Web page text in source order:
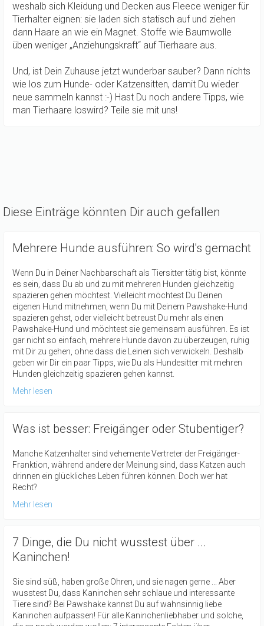
weshalb sich Kleidung und Decken aus Fleece weniger für
Tierhalter eignen: sie laden sich statisch auf und ziehen
dann Haare an wie ein Magnet. Stoffe wie Baumwolle
üben weniger „Anziehungskraft“ auf Tierhaare aus.
Und, ist Dein Zuhause jetzt wunderbar sauber? Dann nichts
wie los zum Hunde- oder Katzensitten, damit Du wieder
neue sammeln kannst :-) Hast Du noch andere Tipps, wie
man Tierhaare loswird? Teile sie mit uns!
Diese Einträge könnten Dir auch gefallen
Mehrere Hunde ausführen: So wird's gemacht
Wenn Du in Deiner Nachbarschaft als Tiersitter tätig bist, könnte
es sein, dass Du ab und zu mit mehreren Hunden gleichzeitig
spazieren gehen möchtest. Vielleicht möchtest Du Deinen
eigenen Hund mitnehmen, wenn Du mit Deinem Pawshake-Hund
spazieren gehst, oder vielleicht betreust Du mehr als einen
Pawshake-Hund und möchtest sie gemeinsam ausführen. Es ist
gar nicht so einfach, mehrere Hunde davon zu überzeugen, ruhig
mit Dir zu gehen, ohne dass die Leinen sich verwickeln. Deshalb
geben wir Dir ein paar Tipps, wie Du als Hundesitter mit mehren
Hunden gleichzeitig spazieren gehen kannst.
Mehr lesen
Was ist besser: Freigänger oder Stubentiger?
Manche Katzenhalter sind vehemente Vertreter der Freigänger-
Franktion, während andere der Meinung sind, dass Katzen auch
drinnen ein glückliches Leben führen können. Doch wer hat
Recht?
Mehr lesen
7 Dinge, die Du nicht wusstest über ...
Kaninchen!
Sie sind süß, haben große Ohren, und sie nagen gerne ... Aber
wusstest Du, dass Kaninchen sehr schlaue und interessante
Tiere sind? Bei Pawshake kannst Du auf wahnsinnig liebe
Kaninchen aufpassen! Für alle Kaninchenliebhaber und solche,